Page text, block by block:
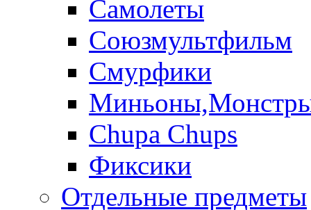
Самолеты
Союзмультфильм
Смурфики
Chupa Chups
Фиксики
Отдельные предметы